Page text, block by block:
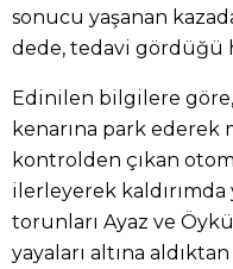
sonucu yaşanan
dede, tedavi gördüğü
Edinilen bilgilere göre,
kenarına park ederek
kontrolden çıkan
ilerleyerek
torunları Ayaz ve
yayaları altına